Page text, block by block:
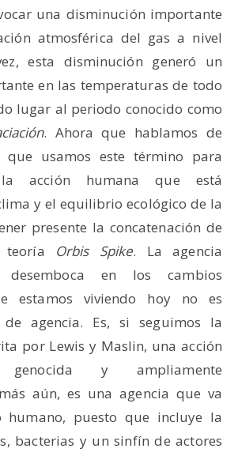
una disminución importante
atmosférica del gas a nivel
esta disminución generó un
en las temperaturas de todo
lugar al periodo conocido como
. Ahora que hablamos de
que usamos este término para
acción humana que está
y el equilibrio ecológico de la
presente la concatenación de
teoría Orbis Spike. La agencia
en los cambios
estamos viviendo hoy no es
agencia. Es, si seguimos la
por Lewis y Maslin, una acción
genocida y ampliamente
aún, es una agencia que va
puesto que incluye la
bacterias y un sinfín de actores